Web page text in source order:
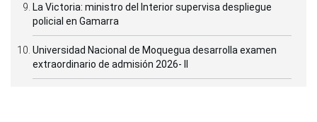
La Victoria: ministro del Interior supervisa despliegue
policial en Gamarra
Universidad Nacional de Moquegua desarrolla examen
extraordinario de admisión 2026- II